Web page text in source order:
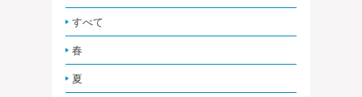
すべて
春
夏